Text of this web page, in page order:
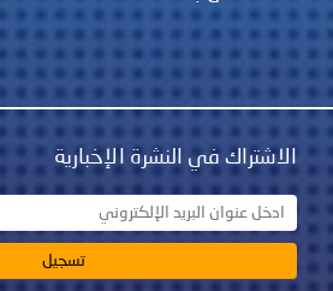
الإخبارية